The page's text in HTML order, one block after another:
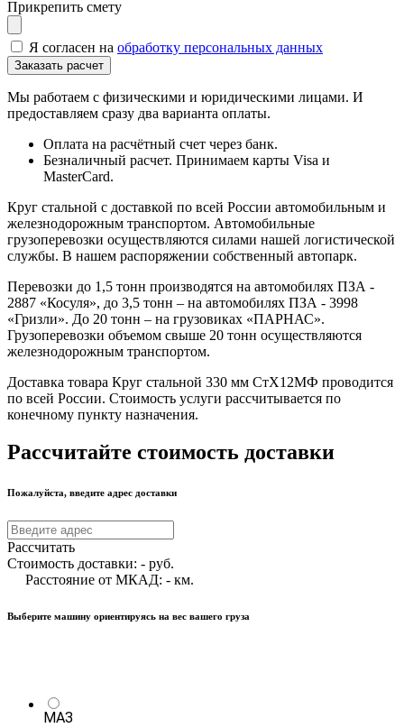
Прикрепить смету
Я согласен на обработку персональных данных
Мы работаем с физическими и юридическими лицами. И
предоставляем сразу два варианта оплаты.
Оплата на расчётный счет через банк.
Безналичный расчет. Принимаем карты Visa и
MasterCard.
Круг стальной с доставкой по всей России автомобильным и
железнодорожным транспортом. Автомобильные
грузоперевозки осуществляются силами нашей логистической
службы. В нашем распоряжении собственный автопарк.
Перевозки до 1,5 тонн производятся на автомобилях ПЗА -
2887 «Косуля», до 3,5 тонн – на автомобилях ПЗА - 3998
«Гризли». До 20 тонн – на грузовиках «ПАРНАС».
Грузоперевозки объемом свыше 20 тонн осуществляются
железнодорожным транспортом.
Доставка товара Круг стальной 330 мм СтХ12МФ проводится
по всей России. Стоимость услуги рассчитывается по
конечному пункту назначения.
Рассчитайте стоимость доставки
Пожалуйста, введите адрес доставки
Рассчитать
Стоимость доставки: - руб.
Расстояние от МКАД: - км.
Выберите машину ориентируясь на вес вашего груза
МАЗ